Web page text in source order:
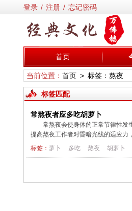
登录 / 注册 / 忘记密码
首页
当前位置： 首页> 标签：熬夜
标签匹配
常熬夜者应多吃胡萝卜
常熬夜会使身体的正常节律性发
提高熬夜工作者对昏暗光线的适应力
标签： 萝卜 多吃 熬夜 胡萝卜